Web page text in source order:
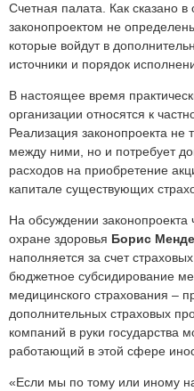
Счетная палата. Как сказано в
законопроектом не
которые войдут в
источники и порядок
В настоящее время
организации относятся к
Реализация законопроекта не
между ними, но и потребует
расходов на приобретение
капитале существующих
На обсуждении
охране здоровья Борис
наполняется за счет
бюджетное субсидирование
медицинского страхования –
дополнительных страховых
компаний в руки государства
работающий в этой сфере
«Если мы по тому или иному